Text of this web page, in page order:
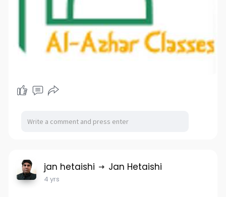
jan hetaishi Jan Hetaishi
4 yrs